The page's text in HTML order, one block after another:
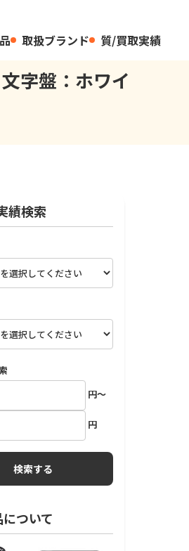
取扱ブランド 質/買取実績
字盤：ホワイ
績検索
円～
円
ついて